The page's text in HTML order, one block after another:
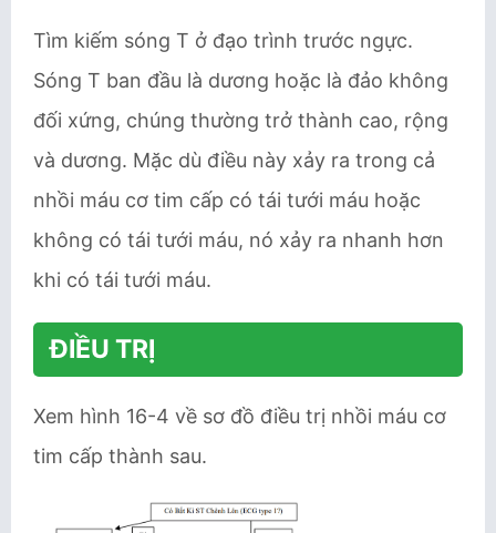
Tìm kiếm sóng T ở đạo trình trước ngực.
Sóng T ban đầu là dương hoặc là đảo không
đối xứng, chúng thường trở thành cao, rộng
và dương. Mặc dù điều này xảy ra trong cả
nhồi máu cơ tim cấp có tái tưới máu hoặc
không có tái tưới máu, nó xảy ra nhanh hơn
khi có tái tưới máu.
ĐIỀU TRỊ
Xem hình 16-4 về sơ đồ điều trị nhồi máu cơ
tim cấp thành sau.